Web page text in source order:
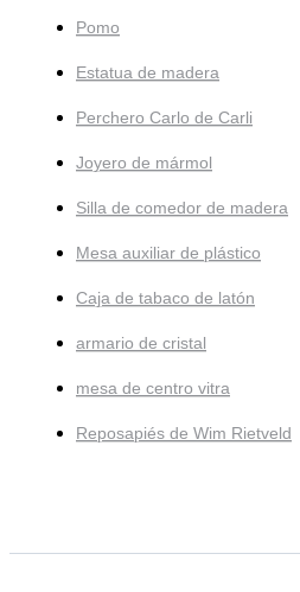
Pomo
Estatua de madera
Perchero Carlo de Carli
Joyero de mármol
Silla de comedor de madera
Mesa auxiliar de plástico
Caja de tabaco de latón
armario de cristal
mesa de centro vitra
Reposapiés de Wim Rietveld